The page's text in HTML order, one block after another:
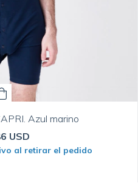
Azul marino
USD
al retirar el pedido